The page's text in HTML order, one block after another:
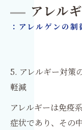
アレル
：アレルゲンの
5. アレルギー対策
軽減
アレルギーは免疫
症状であり、その